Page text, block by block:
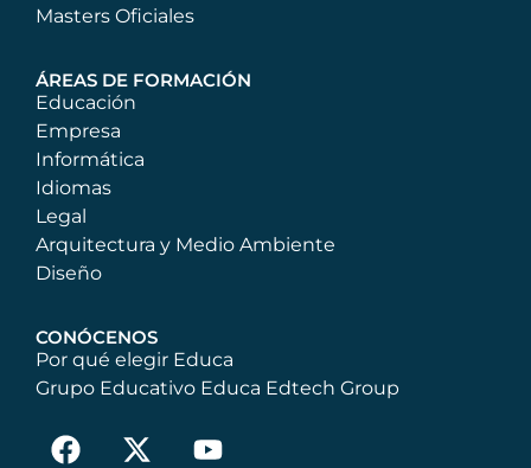
Masters Oficiales
ÁREAS DE FORMACIÓN
Educación
Empresa
Informática
Idiomas
Legal
Arquitectura y Medio Ambiente
Diseño
CONÓCENOS
Por qué elegir Educa
Grupo Educativo Educa Edtech Group